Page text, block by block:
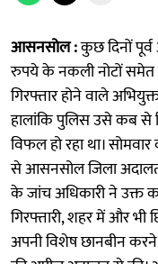
आसनसोल :कुछ दिनों
रुपये के नकली नोटों समेत
गिरफ्तार होने वाले
हालांकि पुलिस उसे कब से
विफल हो रहा था।
से आसनसोल जिला
के जांच अधिकारी ने उक्त
गिरफ्तारी, शहर में और भी
अपनी विशेष छानबीन